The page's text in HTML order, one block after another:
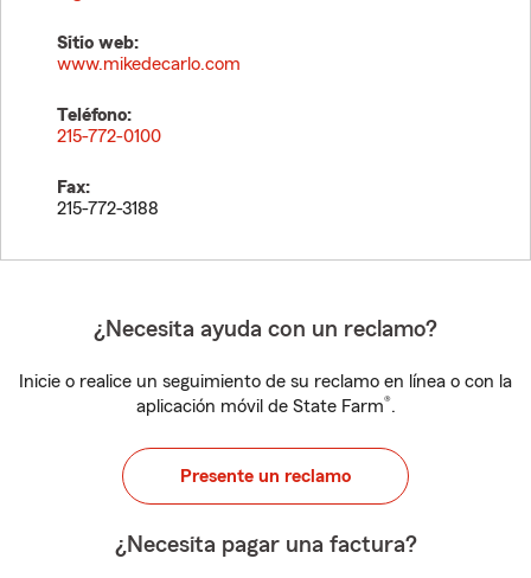
Sitio web:
www.mikedecarlo.com
Teléfono:
215-772-0100
Fax:
215-772-3188
¿Necesita ayuda con un reclamo?
Inicie o realice un seguimiento de su reclamo en línea o con la
aplicación móvil de State Farm®.
Presente un reclamo
¿Necesita pagar una factura?